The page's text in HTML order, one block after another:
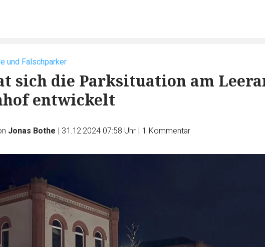
und Falschparker
sich die Parksituation am
entwickelt
Jonas Bothe | 31.12.2024 07:58 Uhr | 1 Kommentar